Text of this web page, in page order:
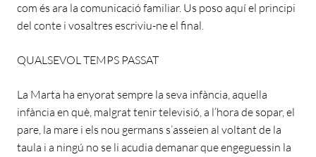
com és ara la comunicació familiar. Us poso aquí el principi
del conte i vosaltres escriviu-ne el final.
QUALSEVOL TEMPS PASSAT
La Marta ha enyorat sempre la seva infància, aquella
infància en què, malgrat tenir televisió, a l’hora de sopar, el
pare, la mare i els nou germans s’asseien al voltant de la
taula i a ningú no se li acudia demanar que engeguessin la